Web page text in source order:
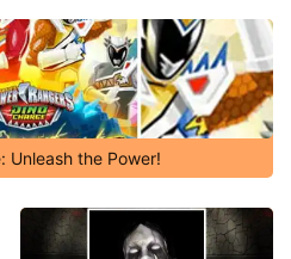
Unleash the Power!